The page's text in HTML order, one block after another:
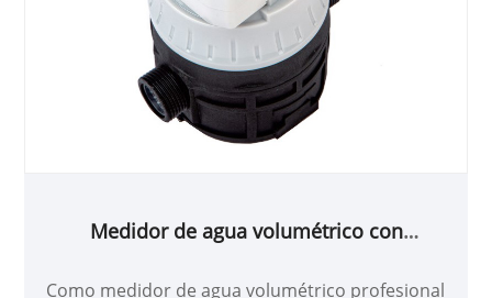
Medidor de agua volumétrico con
Como medidor de agua volumétrico profesional